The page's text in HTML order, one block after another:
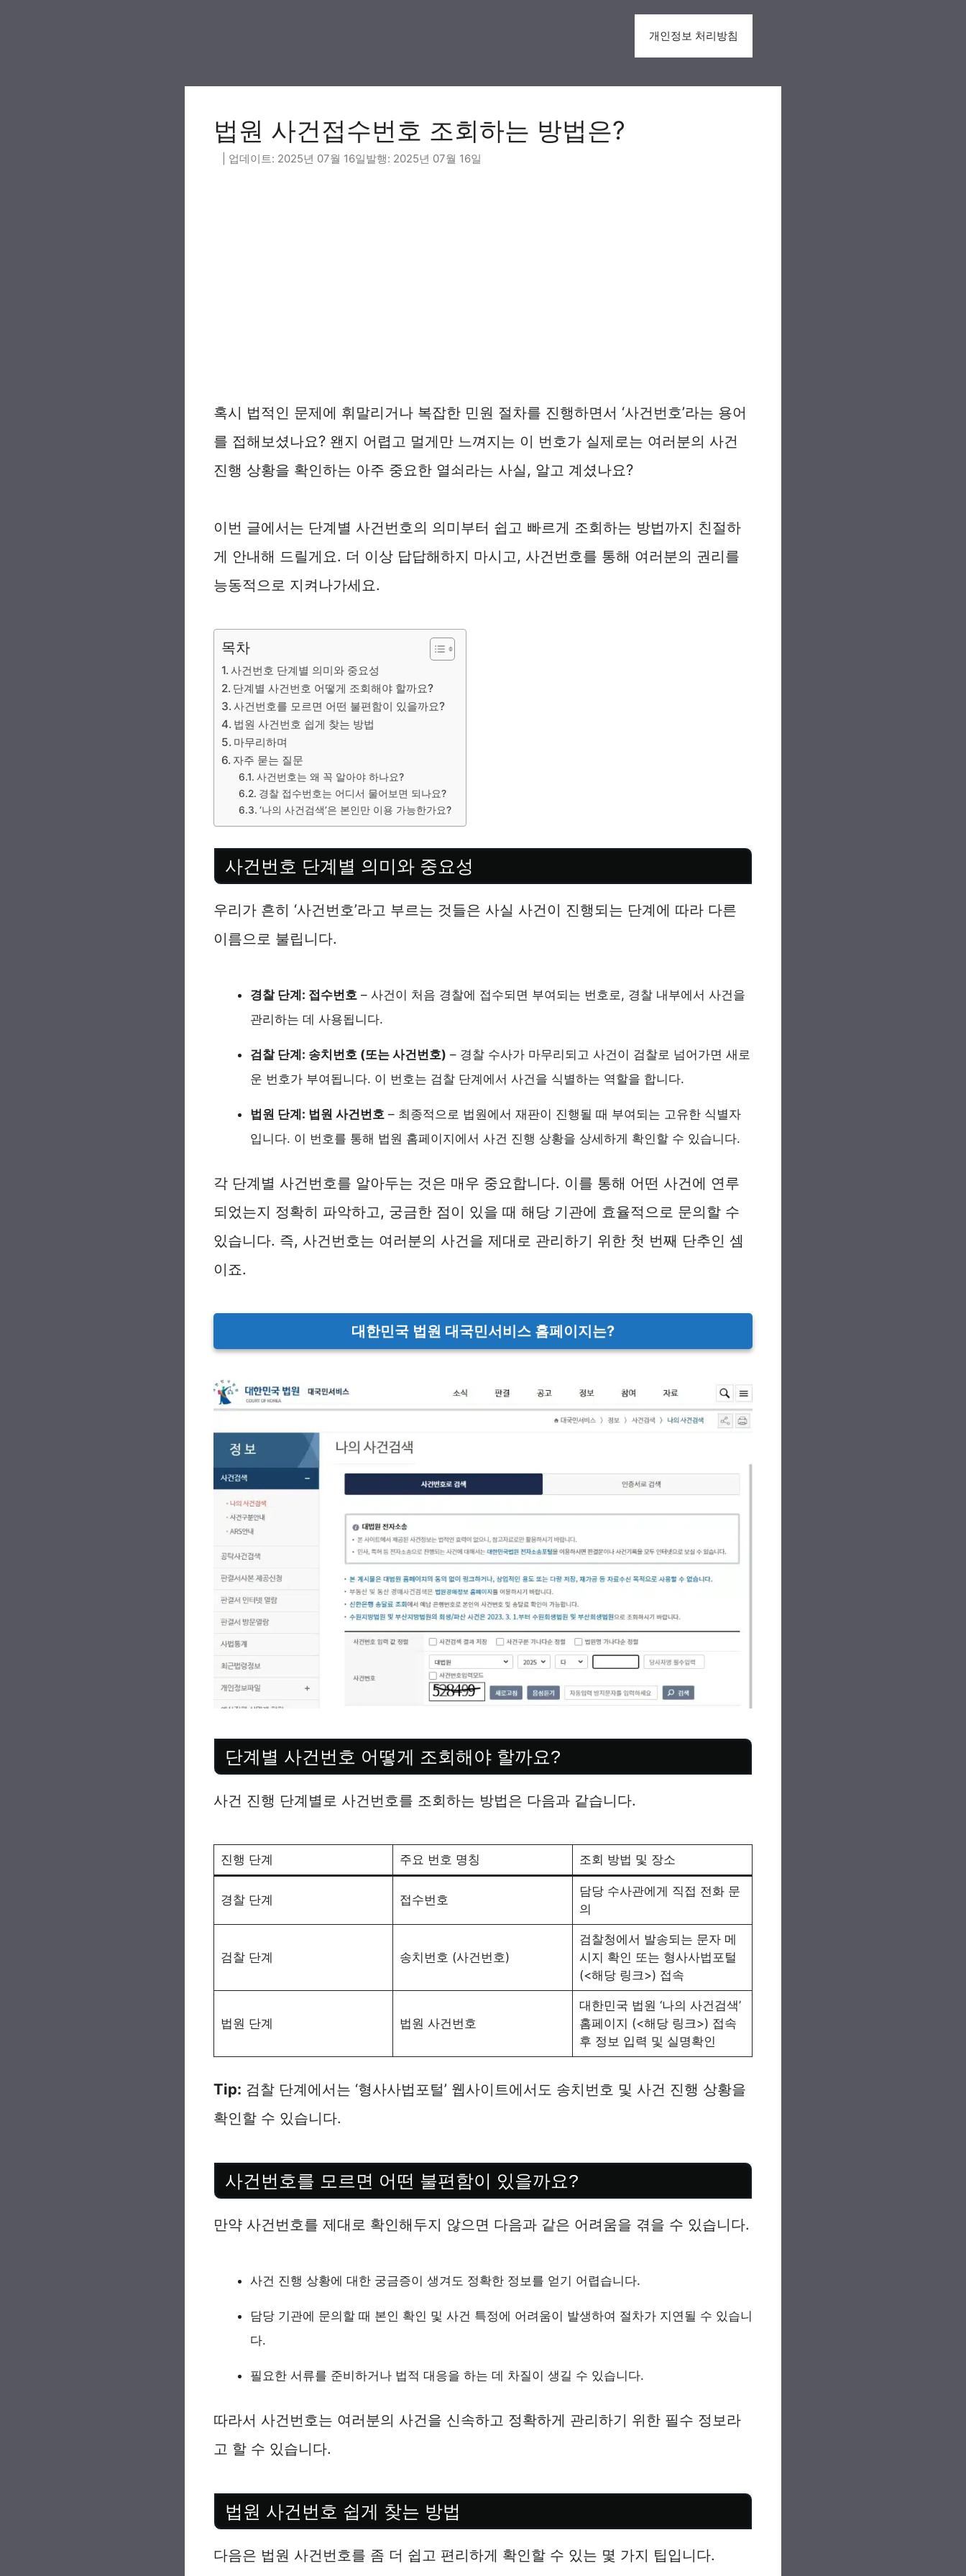
개인정보 처리방침
법원 사건접수번호 조회하는 방법은?
2025년 07월 16일 2025년 07월 16일
혹시 법적인 문제에 휘말리거나 복잡한 민원 절차를 진행하면서 ‘사건번호’라는 용어
를 접해보셨나요? 왠지 어렵고 멀게만 느껴지는 이 번호가 실제로는 여러분의 사건
진행 상황을 확인하는 아주 중요한 열쇠라는 사실, 알고 계셨나요?
이번 글에서는 단계별 사건번호의 의미부터 쉽고 빠르게 조회하는 방법까지 친절하
게 안내해 드릴게요. 더 이상 답답해하지 마시고, 사건번호를 통해 여러분의 권리를
능동적으로 지켜나가세요.
목차
사건번호 단계별 의미와 중요성
단계별 사건번호 어떻게 조회해야 할까요?
사건번호를 모르면 어떤 불편함이 있을까요?
법원 사건번호 쉽게 찾는 방법
마무리하며
자주 묻는 질문
사건번호는 왜 꼭 알아야 하나요?
경찰 접수번호는 어디서 물어보면 되나요?
‘나의 사건검색’은 본인만 이용 가능한가요?
사건번호 단계별 의미와 중요성
우리가 흔히 ‘사건번호’라고 부르는 것들은 사실 사건이 진행되는 단계에 따라 다른
이름으로 불립니다.
경찰 단계: 접수번호 – 사건이 처음 경찰에 접수되면 부여되는 번호로, 경찰 내부에서 사건을
관리하는 데 사용됩니다.
검찰 단계: 송치번호 (또는 사건번호) – 경찰 수사가 마무리되고 사건이 검찰로 넘어가면 새로
운 번호가 부여됩니다. 이 번호는 검찰 단계에서 사건을 식별하는 역할을 합니다.
법원 단계: 법원 사건번호 – 최종적으로 법원에서 재판이 진행될 때 부여되는 고유한 식별자
입니다. 이 번호를 통해 법원 홈페이지에서 사건 진행 상황을 상세하게 확인할 수 있습니다.
각 단계별 사건번호를 알아두는 것은 매우 중요합니다. 이를 통해 어떤 사건에 연루
되었는지 정확히 파악하고, 궁금한 점이 있을 때 해당 기관에 효율적으로 문의할 수
있습니다. 즉, 사건번호는 여러분의 사건을 제대로 관리하기 위한 첫 번째 단추인 셈
이죠.
대한민국 법원 대국민서비스 홈페이지는?
단계별 사건번호 어떻게 조회해야 할까요?
사건 진행 단계별로 사건번호를 조회하는 방법은 다음과 같습니다.
진행 단계 주요 번호 명칭 조회 방법 및 장소
경찰 단계 접수번호
담당 수사관에게 직접 전화 문
의
검찰 단계 송치번호 (사건번호)
검찰청에서 발송되는 문자 메
시지 확인 또는 형사사법포털
(<해당 링크>) 접속
법원 단계 법원 사건번호
대한민국 법원 ‘나의 사건검색’
홈페이지 (<해당 링크>) 접속
후 정보 입력 및 실명확인
Tip: 검찰 단계에서는 ‘형사사법포털’ 웹사이트에서도 송치번호 및 사건 진행 상황을
확인할 수 있습니다.
사건번호를 모르면 어떤 불편함이 있을까요?
만약 사건번호를 제대로 확인해두지 않으면 다음과 같은 어려움을 겪을 수 있습니다.
사건 진행 상황에 대한 궁금증이 생겨도 정확한 정보를 얻기 어렵습니다.
담당 기관에 문의할 때 본인 확인 및 사건 특정에 어려움이 발생하여 절차가 지연될 수 있습니
다.
필요한 서류를 준비하거나 법적 대응을 하는 데 차질이 생길 수 있습니다.
따라서 사건번호는 여러분의 사건을 신속하고 정확하게 관리하기 위한 필수 정보라
고 할 수 있습니다.
법원 사건번호 쉽게 찾는 방법
다음은 법원 사건번호를 좀 더 쉽고 편리하게 확인할 수 있는 몇 가지 팁입니다.